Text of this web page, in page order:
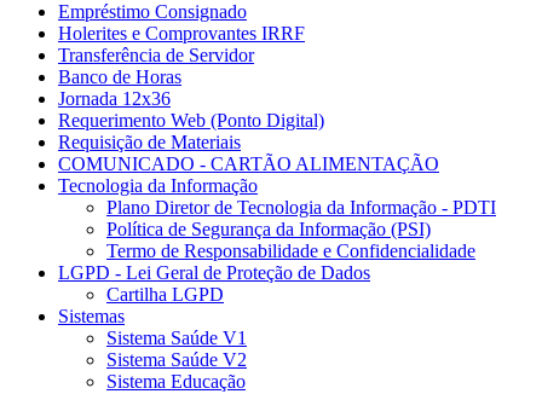
Empréstimo Consignado
Holerites e Comprovantes IRRF
Transferência de Servidor
Banco de Horas
Jornada 12x36
Requerimento Web (Ponto Digital)
Requisição de Materiais
COMUNICADO - CARTÃO ALIMENTAÇÃO
Tecnologia da Informação
Plano Diretor de Tecnologia da Informação - PDTI
Política de Segurança da Informação (PSI)
Termo de Responsabilidade e Confidencialidade
LGPD - Lei Geral de Proteção de Dados
Cartilha LGPD
Sistemas
Sistema Saúde V1
Sistema Saúde V2
Sistema Educação